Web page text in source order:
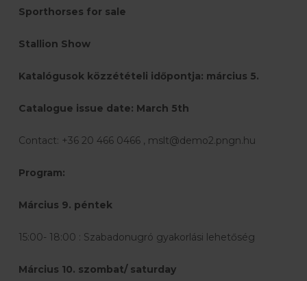
Sporthorses for sale
Stallion Show
Katalógusok közzétételi időpontja: március 5.
Catalogue issue date: March 5th
Contact: +36 20 466 0466 , mslt@demo2.pngn.hu
Program:
Március 9. péntek
15:00- 18:00 : Szabadonugró gyakorlási lehetőség
Március 10. szombat/ saturday